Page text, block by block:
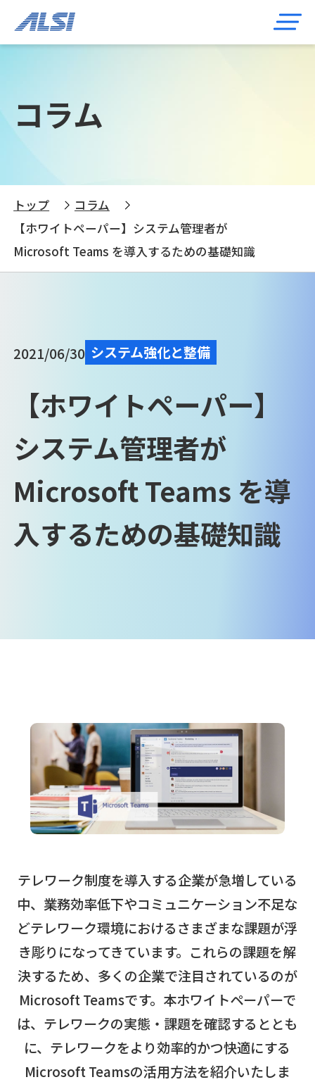
コラム
トップ
コラム
【ホワイトペーパー】システム管理者が
Microsoft Teams を導入するための基礎知識
2021/06/30 システム強化と整備
【ホワイトペーパー】
システム管理者が
Microsoft Teams を導
入するための基礎知識
テレワーク制度を導入する企業が急増している
中、業務効率低下やコミュニケーション不足な
どテレワーク環境におけるさまざまな課題が浮
き彫りになってきています。これらの課題を解
決するため、多くの企業で注目されているのが
Microsoft Teamsです。本ホワイトペーパーで
は、テレワークの実態・課題を確認するととも
に、テレワークをより効率的かつ快適にする
Microsoft Teamsの活用方法を紹介いたしま